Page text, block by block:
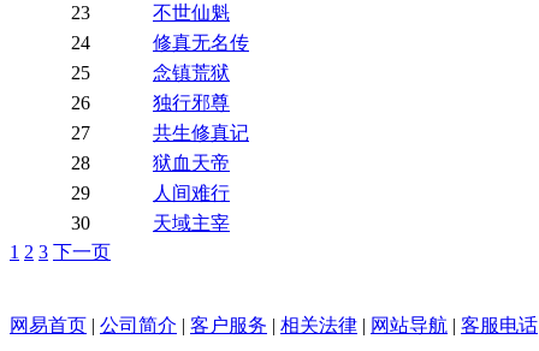
23
不世仙魁
24
修真无名传
25
念镇荒狱
26
独行邪尊
27
共生修真记
28
狱血天帝
29
人间难行
30
天域主宰
1 2 3 下一页
网易首页 | 公司简介 | 客户服务 | 相关法律 | 网站导航 | 客服电话